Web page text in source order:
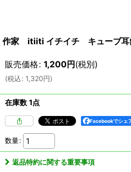
作家 itiiti イチイチ キューブ
販売価格: 1,200円(税別)
(税込: 1,320円)
在庫数 1点
Facebookでシェ
数量:
返品特約に関する重要事項